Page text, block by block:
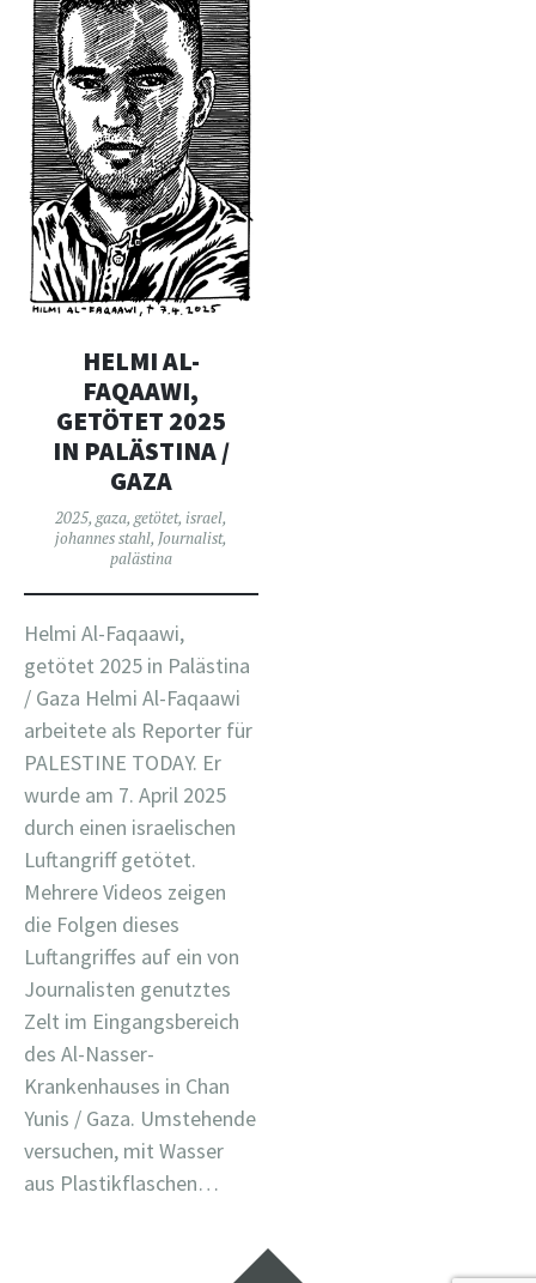
HELMI AL-
FAQAAWI,
GETÖTET 2025
IN PALÄSTINA /
GAZA
2025, gaza, getötet, israel,
johannes stahl, Journalist,
palästina
Helmi Al-Faqaawi,
getötet 2025 in Palästina
/ Gaza Helmi Al-Faqaawi
arbeitete als Reporter für
PALESTINE TODAY. Er
wurde am 7. April 2025
durch einen israelischen
Luftangriff getötet.
Mehrere Videos zeigen
die Folgen dieses
Luftangriffes auf ein von
Journalisten genutztes
Zelt im Eingangsbereich
des Al-Nasser-
Krankenhauses in Chan
Yunis / Gaza. Umstehende
versuchen, mit Wasser
aus Plastikflaschen…
Widgets